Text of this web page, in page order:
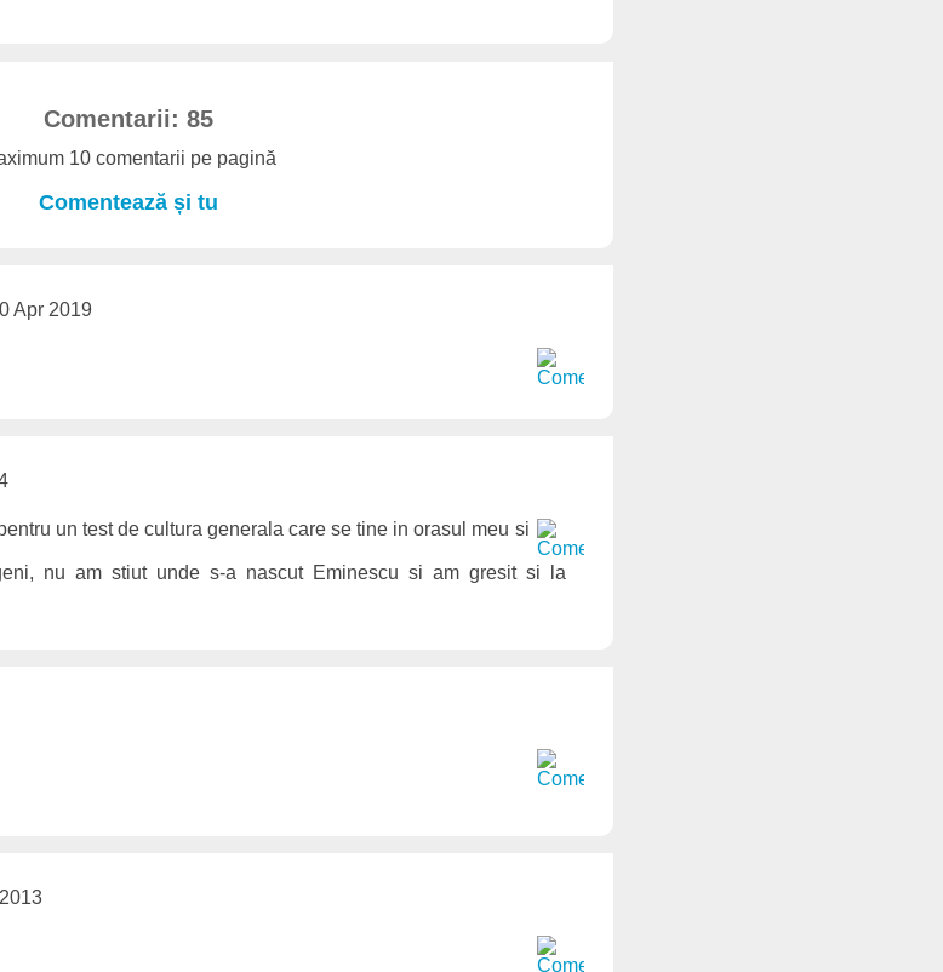
Comentarii: 85
10 comentarii pe pagină
Comentează și tu
Apr 2019
un test de cultura generala care se tine in orasul meu si
nu am stiut unde s-a nascut Eminescu si am gresit si la